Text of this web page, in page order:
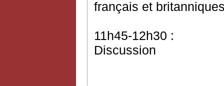
français et
11h45-12h30 :
Discussion